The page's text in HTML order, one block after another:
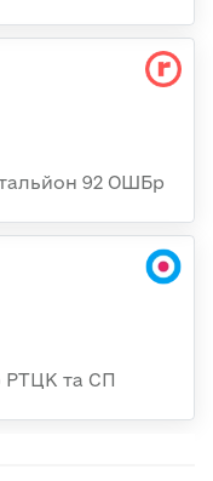
92 ОШБр
РТЦК та СП